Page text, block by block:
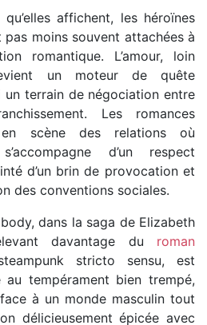
qu’elles affichent, les héroïnes
pas moins souvent attachées à
romantique. L’amour, loin
un moteur de quête
un terrain de négociation entre
Les romances
en scène des relations où
d’un respect
d’un brin de provocation et
des conventions sociales.
dans la saga de Elizabeth
davantage du roman
stricto sensu, est
au tempérament bien trempé,
à un monde masculin tout
délicieusement épicée avec